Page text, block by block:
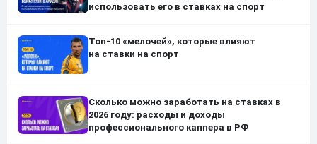
использовать его в ставках на спорт
Топ-10 «мелочей», которые влияют
на ставки на спорт
Сколько можно заработать на ставках в
2026 году: расходы и доходы
профессионального каппера в РФ